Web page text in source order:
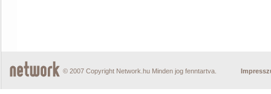
© 2007 Copyright Network.hu Minden jog fenntartva.